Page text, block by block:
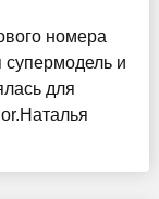
номера
супермодель и
для